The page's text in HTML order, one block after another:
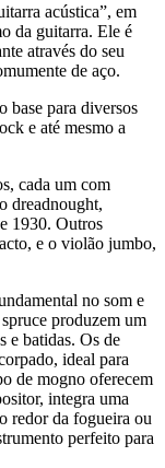
acústica”, em
da guitarra. Ele é
através do seu
de aço.
base para diversos
e até mesmo a
cada um com
dreadnought,
1930. Outros
e o violão jumbo,
no som e
produzem um
e batidas. Os de
ideal para
de mogno oferecem
integra uma
redor da fogueira ou
perfeito para